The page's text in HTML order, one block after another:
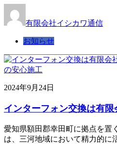
有限会社イシカワ通信
お知らせ
2024年9月24日
インターフォン交換は有限
愛知県額田郡幸田町に拠点を置
は、三河地域において精力的に